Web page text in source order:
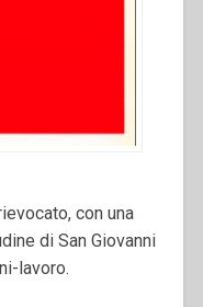
con una
di San Giovanni
lavoro.